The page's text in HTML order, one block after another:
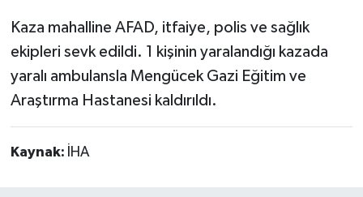
Kaza mahalline AFAD, itfaiye, polis ve sağlık
ekipleri sevk edildi. 1 kişinin yaralandığı kazada
yaralı ambulansla Mengücek Gazi Eğitim ve
Araştırma Hastanesi kaldırıldı.
Kaynak: İHA